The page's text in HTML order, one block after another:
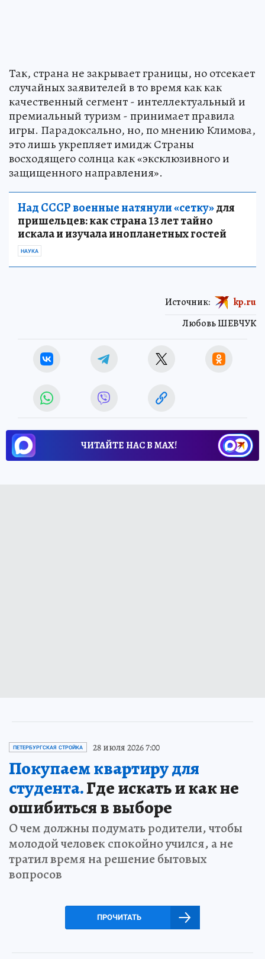
Так, страна не закрывает границы, но отсекает
случайных заявителей в то время как как
качественный сегмент - интеллектуальный и
премиальный туризм - принимает правила
игры. Парадоксально, но, по мнению Климова,
это лишь укрепляет имидж Страны
восходящего солнца как «эксклюзивного и
защищенного направления».
Над СССР военные натянули «сетку»для
пришельцев: как страна 13 лет тайно
искала и изучала инопланетных гостей
НАУКА
Любовь ШЕВЧУК
Источник: kp.ru
ЧИТАЙТЕ НАС В МАХ!
ПЕТЕРБУРГСКАЯ СТРОЙКА 28 июля 2026 7:00
Покупаем квартиру для
студента.Где искать и как не
ошибиться в выборе
О чем должны подумать родители, чтобы
молодой человек спокойно учился, а не
тратил время на решение бытовых
вопросов
ПРОЧИТАТЬ